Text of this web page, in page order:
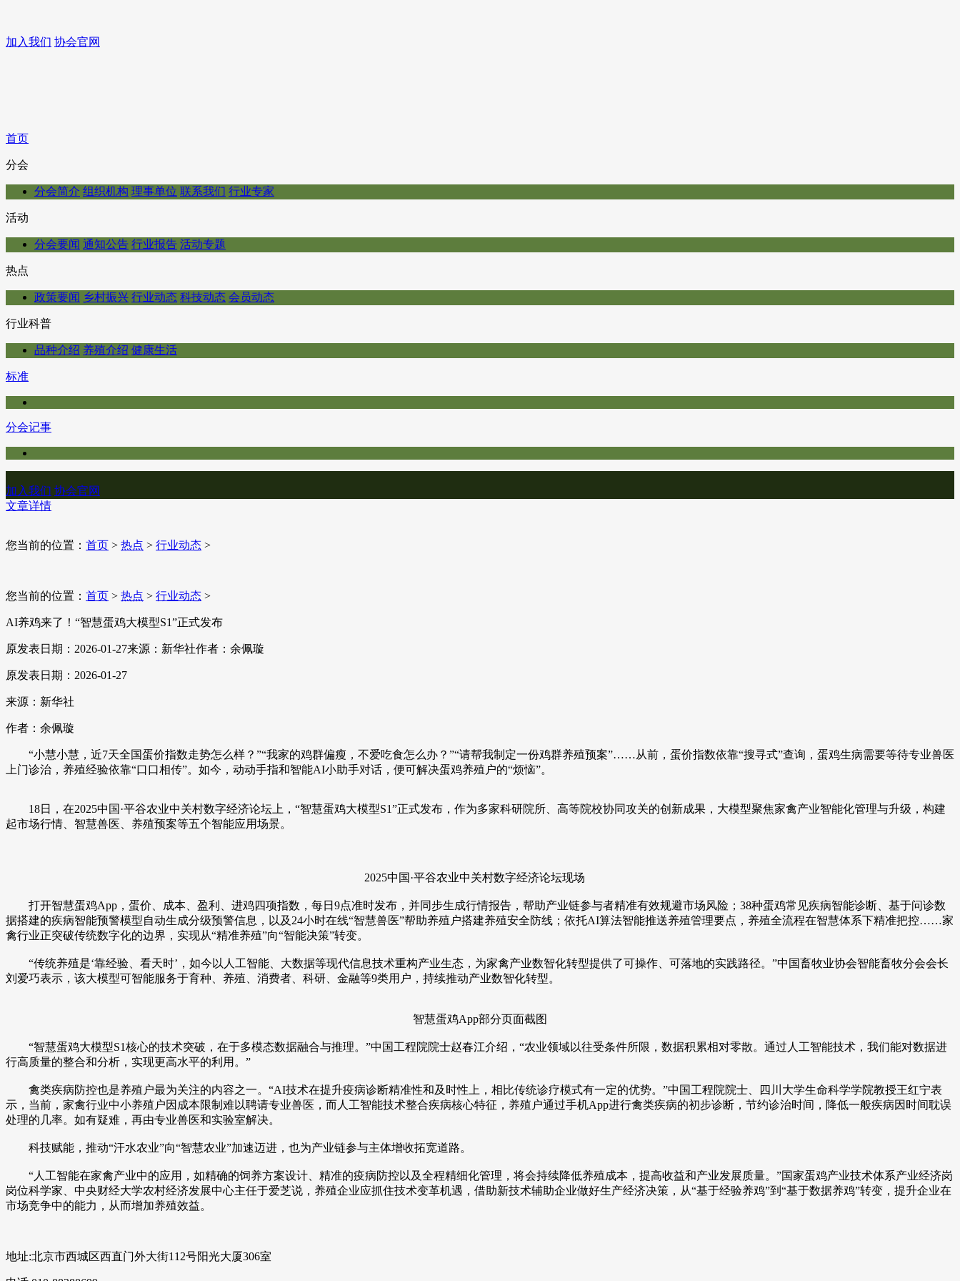
加入我们 协会官网
首页
分会
分会简介 组织机构 理事单位 联系我们 行业专家
活动
分会要闻 通知公告 行业报告 活动专题
热点
政策要闻 乡村振兴 行业动态 科技动态 会员动态
行业科普
品种介绍 养殖介绍 健康生活
标准
分会记事
加入我们 协会官网
文章详情
您当前的位置： 首页 > 热点 > 行业动态 >
您当前的位置： 首页 > 热点 > 行业动态 >
AI养鸡来了！“智慧蛋鸡大模型S1”正式发布
原发表日期：2026-01-27来源：新华社作者：余佩璇
原发表日期：2026-01-27
来源：新华社
作者：余佩璇
“小慧小慧，近7天全国蛋价指数走势怎么样？”“我家的鸡群偏瘦，不爱吃食怎么办？”“请帮我制定一份鸡群养殖预案”……从前，蛋价指数依靠“搜寻式”查询，蛋鸡生病需要等待专业兽医
上门诊治，养殖经验依靠“口口相传”。如今，动动手指和智能AI小助手对话，便可解决蛋鸡养殖户的“烦恼”。
18日，在2025中国·平谷农业中关村数字经济论坛上，“智慧蛋鸡大模型S1”正式发布，作为多家科研院所、高等院校协同攻关的创新成果，大模型聚焦家禽产业智能化管理与升级，构建
起市场行情、智慧兽医、养殖预案等五个智能应用场景。
2025中国·平谷农业中关村数字经济论坛现场
打开智慧蛋鸡App，蛋价、成本、盈利、进鸡四项指数，每日9点准时发布，并同步生成行情报告，帮助产业链参与者精准有效规避市场风险；38种蛋鸡常见疾病智能诊断、基于问诊数
据搭建的疾病智能预警模型自动生成分级预警信息，以及24小时在线“智慧兽医”帮助养殖户搭建养殖安全防线；依托AI算法智能推送养殖管理要点，养殖全流程在智慧体系下精准把控……家
禽行业正突破传统数字化的边界，实现从“精准养殖”向“智能决策”转变。
“传统养殖是‘靠经验、看天时’，如今以人工智能、大数据等现代信息技术重构产业生态，为家禽产业数智化转型提供了可操作、可落地的实践路径。”中国畜牧业协会智能畜牧分会会长
刘爱巧表示，该大模型可智能服务于育种、养殖、消费者、科研、金融等9类用户，持续推动产业数智化转型。
智慧蛋鸡App部分页面截图
“智慧蛋鸡大模型S1核心的技术突破，在于多模态数据融合与推理。”中国工程院院士赵春江介绍，“农业领域以往受条件所限，数据积累相对零散。通过人工智能技术，我们能对数据进
行高质量的整合和分析，实现更高水平的利用。”
禽类疾病防控也是养殖户最为关注的内容之一。“AI技术在提升疫病诊断精准性和及时性上，相比传统诊疗模式有一定的优势。”中国工程院院士、四川大学生命科学学院教授王红宁表
示，当前，家禽行业中小养殖户因成本限制难以聘请专业兽医，而人工智能技术整合疾病核心特征，养殖户通过手机App进行禽类疾病的初步诊断，节约诊治时间，降低一般疾病因时间耽误
处理的几率。如有疑难，再由专业兽医和实验室解决。
科技赋能，推动“汗水农业”向“智慧农业”加速迈进，也为产业链参与主体增收拓宽道路。
“人工智能在家禽产业中的应用，如精确的饲养方案设计、精准的疫病防控以及全程精细化管理，将会持续降低养殖成本，提高收益和产业发展质量。”国家蛋鸡产业技术体系产业经济岗
岗位科学家、中央财经大学农村经济发展中心主任于爱芝说，养殖企业应抓住技术变革机遇，借助新技术辅助企业做好生产经济决策，从“基于经验养鸡”到“基于数据养鸡”转变，提升企业在
市场竞争中的能力，从而增加养殖效益。
地址:北京市西城区西直门外大街112号阳光大厦306室